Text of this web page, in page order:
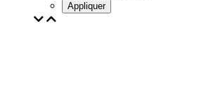
Appliquer